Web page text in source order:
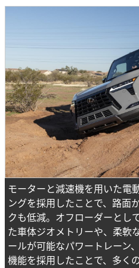
モーターと減速機を用いた電
ングを採用したことで、路面
クも低減。オフローダーとし
た車体ジオメトリーや、柔軟
ールが可能なパワートレーン
機能を採用したことで、多く